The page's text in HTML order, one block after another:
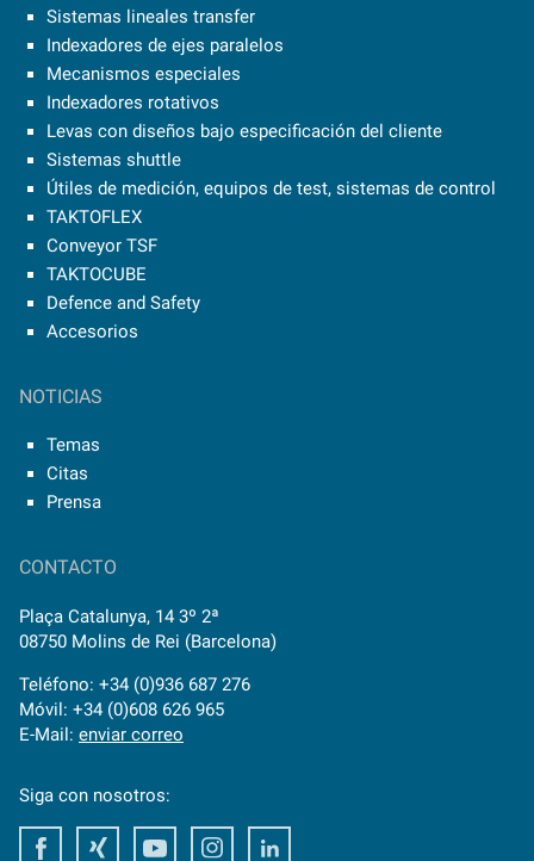
Sistemas lineales transfer
Indexadores de ejes paralelos
Mecanismos especiales
Indexadores rotativos
Levas con diseños bajo especificación del cliente
Sistemas shuttle
Útiles de medición, equipos de test, sistemas de control
TAKTOFLEX
Conveyor TSF
TAKTOCUBE
Defence and Safety
Accesorios
NOTICIAS
Temas
Citas
Prensa
CONTACTO
Plaça Catalunya, 14 3º 2ª
08750 Molins de Rei (Barcelona)
Teléfono: +34 (0)936 687 276
Móvil: +34 (0)608 626 965
E-Mail: enviar correo
Siga con nosotros:
FacebookXing Youtube Instagram